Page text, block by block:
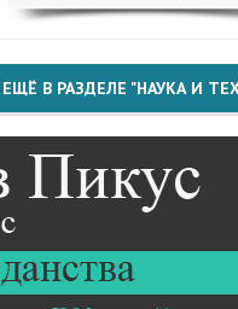
В РАЗДЕЛЕ "НАУКА И